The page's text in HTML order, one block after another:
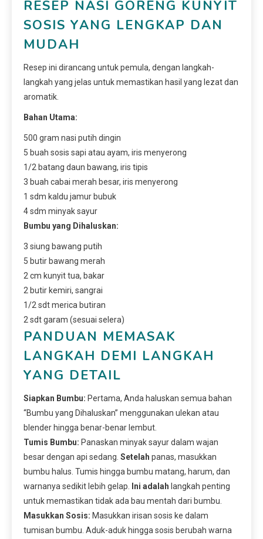
RESEP NASI GORENG KUNYIT
SOSIS YANG LENGKAP DAN
MUDAH
Resep ini dirancang untuk pemula, dengan langkah-
langkah yang jelas untuk memastikan hasil yang lezat dan
aromatik.
Bahan Utama:
500 gram nasi putih dingin
5 buah sosis sapi atau ayam, iris menyerong
1/2 batang daun bawang, iris tipis
3 buah cabai merah besar, iris menyerong
1 sdm kaldu jamur bubuk
4 sdm minyak sayur
Bumbu yang Dihaluskan:
3 siung bawang putih
5 butir bawang merah
2 cm kunyit tua, bakar
2 butir kemiri, sangrai
1/2 sdt merica butiran
2 sdt garam (sesuai selera)
PANDUAN MEMASAK
LANGKAH DEMI LANGKAH
YANG DETAIL
Siapkan Bumbu: Pertama, Anda haluskan semua bahan
“Bumbu yang Dihaluskan” menggunakan ulekan atau
blender hingga benar-benar lembut.
Tumis Bumbu: Panaskan minyak sayur dalam wajan
besar dengan api sedang. Setelah panas, masukkan
bumbu halus. Tumis hingga bumbu matang, harum, dan
warnanya sedikit lebih gelap.
Ini adalah langkah penting
untuk memastikan tidak ada bau mentah dari bumbu.
Masukkan Sosis: Masukkan irisan sosis ke dalam
tumisan bumbu. Aduk-aduk hingga sosis berubah warna